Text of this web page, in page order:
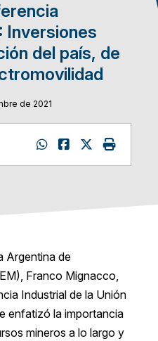
Inversiones
del país, de
de 2021
Argentina de
Franco Mignacco,
Industrial de la Unión
enfatizó la importancia
mineros a lo largo y